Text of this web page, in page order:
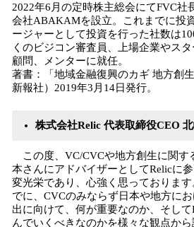
2022年6月の定時株主総会にてFVC社
会社ABAKAMを設立。これまでに投
ージャーとして投資を行った社数は
くのビジコン審査員、上場企業やス
顧問、メンターに就任。
著書：「地域金融復興のカギ 地方創
新報社）2019年3月14日発行。
株式会社Relic 代表取締役CEO
この度、VC/CVCや地方創生に関す
本さんにアドバイザーとしてRelicに
変光栄であり、心強く思っておりま
でに、CVCのみならず日本や地方に
出に向けて、何が重要なのか、そし
んでいくべきなのかを様々な観点から